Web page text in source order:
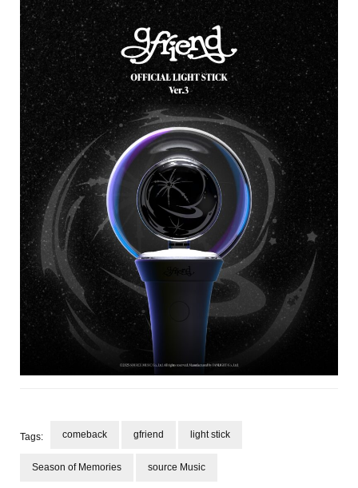
Tags: comeback gfriend light stick
Season of Memories source Music